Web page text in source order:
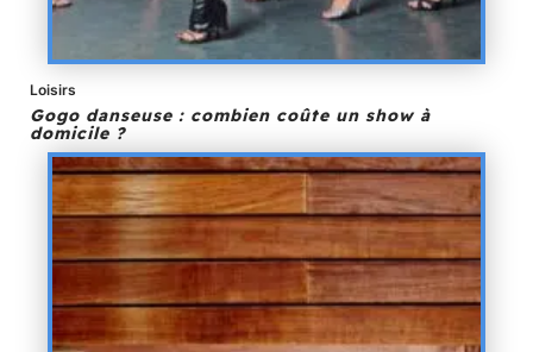
Loisirs
Gogo danseuse : combien coûte un show à
domicile ?